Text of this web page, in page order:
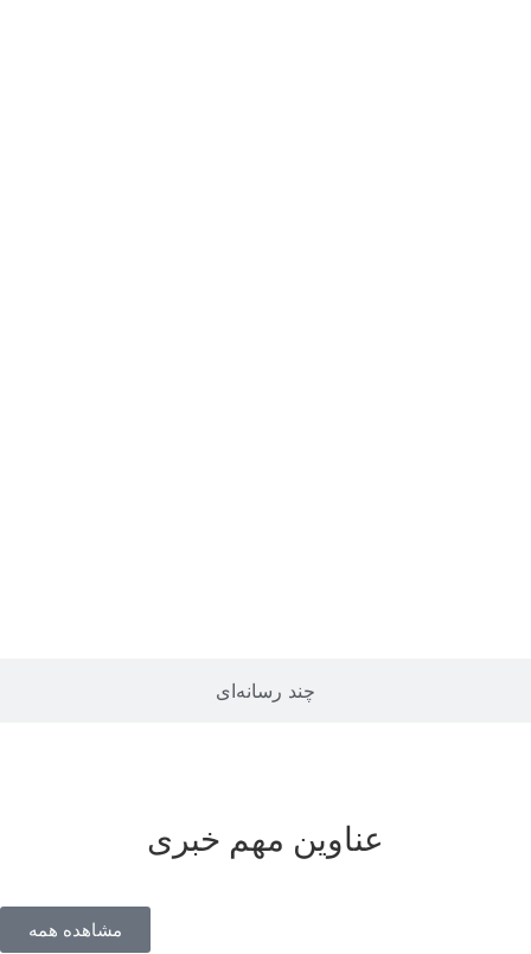
چند رسانه‌ای
عناوین مهم خبری
مشاهده همه